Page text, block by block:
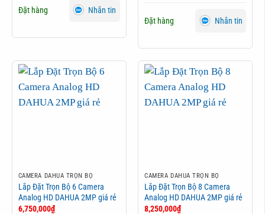
Đặt hàng Nhắn tin
Đặt hàng Nhắn tin
CAMERA DAHUA TRỌN BỘ
Lắp Đặt Trọn Bộ 6 Camera
Analog HD DAHUA 2MP giá rẻ
6,750,000₫
CAMERA DAHUA TRỌN BỘ
Lắp Đặt Trọn Bộ 8 Camera
Analog HD DAHUA 2MP giá rẻ
8,250,000₫